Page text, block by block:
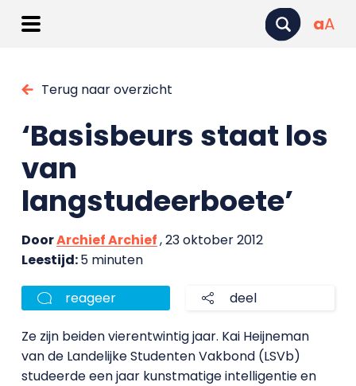
aA
Terug naar overzicht
‘Basisbeurs staat los
van
langstudeerboete’
DoorArchief Archief, 23 oktober 2012
Leestijd:5 minuten
reageer deel
Ze zijn beiden vierentwintig jaar. Kai Heijneman
van de Landelijke Studenten Vakbond (LSVb)
studeerde een jaar kunstmatige intelligentie en